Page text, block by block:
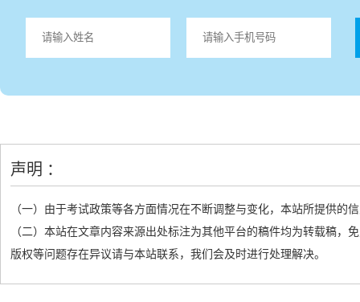
声明 ：
（一）由于考试政策等各方面情况在不断调整与变化，本站所提供的
（二）本站在文章内容来源出处标注为其他平台的稿件均为转载稿
版权等问题存在异议请与本站联系，我们会及时进行处理解决。